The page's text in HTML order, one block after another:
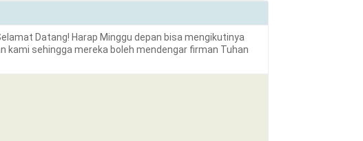
Datang! Harap Minggu depan bisa mengikutinya
kami sehingga mereka boleh mendengar firman Tuhan